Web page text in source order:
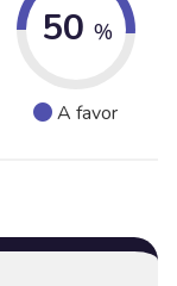
50 %
A favor